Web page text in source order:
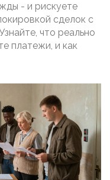
- и рискуете
сделок с
что реально
платежи, и как